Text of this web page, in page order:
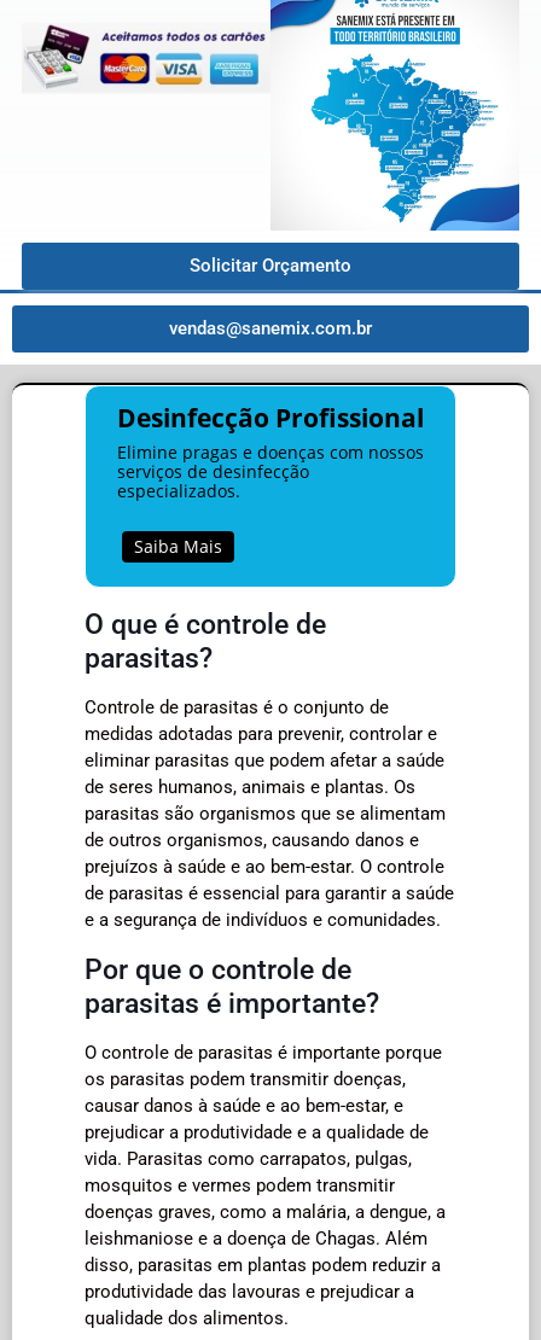
Solicitar Orçamento
vendas@sanemix.com.br
Desinfecção Profissional
Elimine pragas e doenças com nossos
serviços de desinfecção
especializados.
Saiba Mais
O que é controle de
parasitas?
Controle de parasitas é o conjunto de
medidas adotadas para prevenir, controlar e
eliminar parasitas que podem afetar a saúde
de seres humanos, animais e plantas. Os
parasitas são organismos que se alimentam
de outros organismos, causando danos e
prejuízos à saúde e ao bem-estar. O controle
de parasitas é essencial para garantir a saúde
e a segurança de indivíduos e comunidades.
Por que o controle de
parasitas é importante?
O controle de parasitas é importante porque
os parasitas podem transmitir doenças,
causar danos à saúde e ao bem-estar, e
prejudicar a produtividade e a qualidade de
vida. Parasitas como carrapatos, pulgas,
mosquitos e vermes podem transmitir
doenças graves, como a malária, a dengue, a
leishmaniose e a doença de Chagas. Além
disso, parasitas em plantas podem reduzir a
produtividade das lavouras e prejudicar a
qualidade dos alimentos.